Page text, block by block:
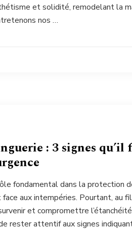
et solidité, remodelant la
nos …
: 3 signes qu’il
fondamental dans la protection
aux intempéries. Pourtant, au
et compromettre
rester attentif aux signes indiquant